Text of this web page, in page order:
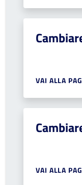
VAI ALLA
VAI ALLA